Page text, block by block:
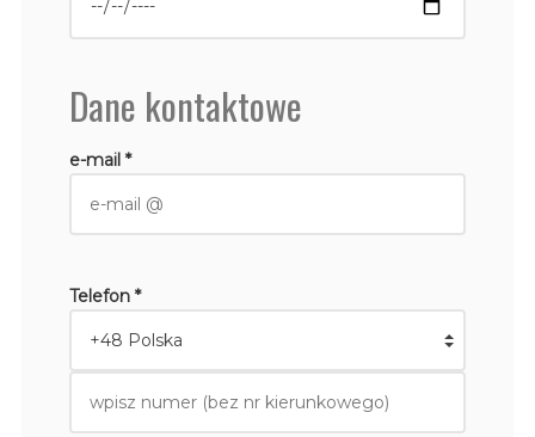
Dane kontaktowe
e-mail *
Telefon *